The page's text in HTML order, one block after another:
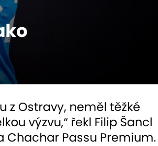
z Ostravy, neměl těžké
výzvu,“ řekl Filip Šancl
Chachar Passu Premium.